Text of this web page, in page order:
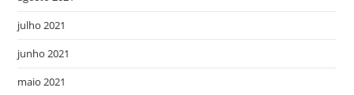
julho 2021
junho 2021
maio 2021